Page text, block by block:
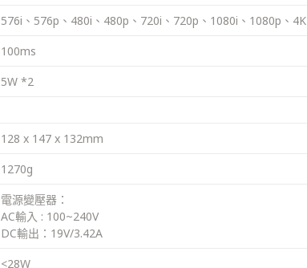
576i、576p、480i、480p、720i、720p、1080i、1080p、4K
100ms
5W *2
128 x 147 x 132mm
1270g
電源變壓器：
AC輸入 : 100~240V
DC輸出：19V/3.42A
<28W